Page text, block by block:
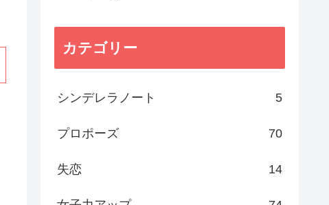
カテゴリー
シンデレラノート 5
プロポーズ 70
失恋 14